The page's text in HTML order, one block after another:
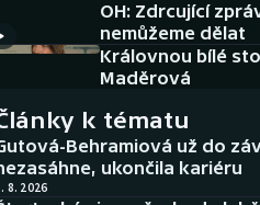
AZ kvíz
OH: Zdrcující
nemůžeme dělat
Královnou bílé
Maděrová
k tématu
Behramiová už do
ukončila kariéru
8. 2026